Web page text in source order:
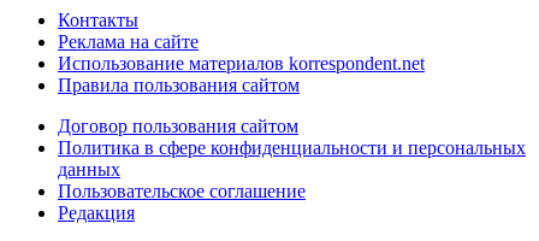
Контакты
Реклама на сайте
Использование материалов korrespondent.net
Правила пользования сайтом
Договор пользования сайтом
Политика в сфере конфиденциальности и персональных
данных
Пользовательское соглашение
Редакция